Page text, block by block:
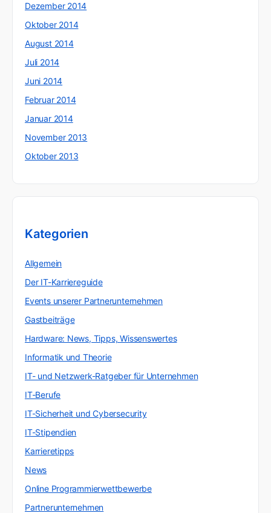
Dezember 2014
Oktober 2014
August 2014
Juli 2014
Juni 2014
Februar 2014
Januar 2014
November 2013
Oktober 2013
Kategorien
Allgemein
Der IT-Karriereguide
Events unserer Partnerunternehmen
Gastbeiträge
Hardware: News, Tipps, Wissenswertes
Informatik und Theorie
IT- und Netzwerk-Ratgeber für Unternehmen
IT-Berufe
IT-Sicherheit und Cybersecurity
IT-Stipendien
Karrieretipps
News
Online Programmierwettbewerbe
Partnerunternehmen